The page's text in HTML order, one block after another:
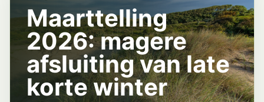
Maarttelling
2026: magere
afsluiting van late
korte winter